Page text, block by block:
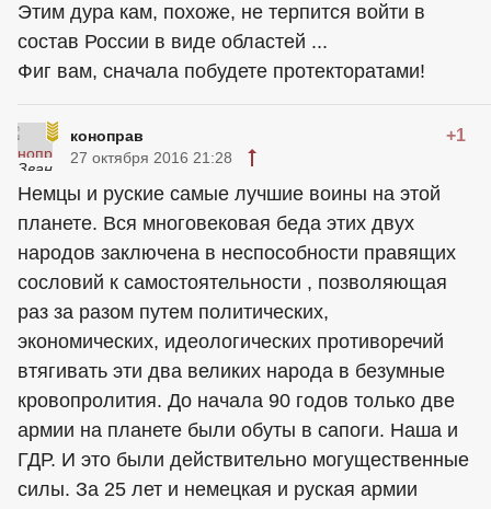
Этим дура кам, похоже, не терпится войти в
состав России в виде областей ...
Фиг вам, сначала побудете протекторатами!
коноправ +1
27 октября 2016 21:28
Немцы и руские самые лучшие воины на этой
планете. Вся многовековая беда этих двух
народов заключена в неспособности правящих
сословий к самостоятельности , позволяющая
раз за разом путем политических,
экономических, идеологических противоречий
втягивать эти два великих народа в безумные
кровопролития. До начала 90 годов только две
армии на планете были обуты в сапоги. Наша и
ГДР. И это были действительно могущественные
силы. За 25 лет и немецкая и руская армии